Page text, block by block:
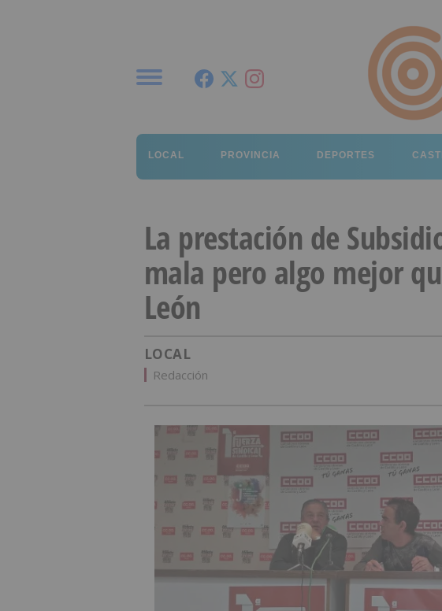
LOCAL PROVINCIA DEPORTES
La prestación de
mala pero algo mejor
León
LOCAL
Redacción